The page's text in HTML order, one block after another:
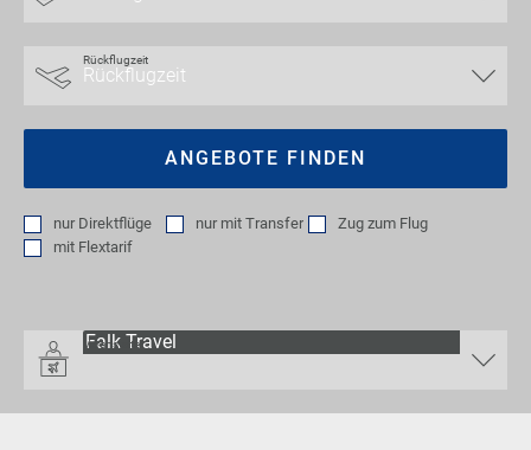
ANGEBOTE FINDEN
nur Direktflüge nur mit Transfer
Zug zum Flug
mit Flextarif
Rückflugzeit
Veranstalter